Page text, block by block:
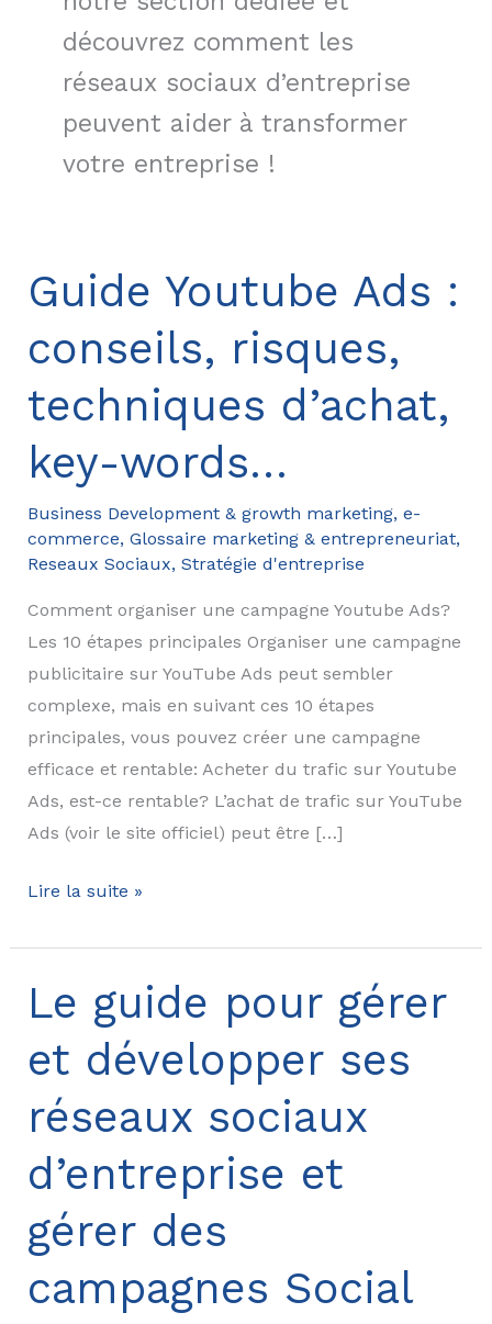
découvrez comment les
réseaux sociaux d’entreprise
peuvent aider à transformer
votre entreprise !
Guide Youtube Ads :
conseils, risques,
techniques d’achat,
key-words…
Business Development & growth marketing, e-
commerce, Glossaire marketing & entrepreneuriat,
Reseaux Sociaux, Stratégie d'entreprise
Comment organiser une campagne Youtube Ads?
Les 10 étapes principales Organiser une campagne
publicitaire sur YouTube Ads peut sembler
complexe, mais en suivant ces 10 étapes
principales, vous pouvez créer une campagne
efficace et rentable: Acheter du trafic sur Youtube
Ads, est-ce rentable? L’achat de trafic sur YouTube
Ads (voir le site officiel) peut être […]
Guide
Ads
conseils,
risques,
techniques
d’achat,
words…
Lire la suite »
Le guide pour gérer
et développer ses
réseaux sociaux
d’entreprise et
gérer des
campagnes Social